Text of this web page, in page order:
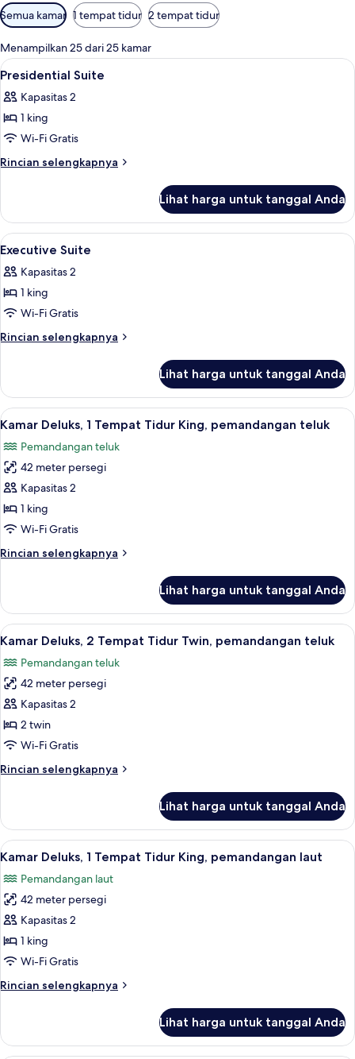
Filter
tersedia
untuk
kamar
Semua kamar 1 tempat tidur 2 tempat tidur
Menampilkan 25 dari 25 kamar
Lihat
semua
foto
untuk
Presidential
Suite
Selimut bulu angsa, bantalan ekstra
3
Presidential Suite
Kapasitas 2
1 king
Wi-Fi Gratis
Rincian selengkapnya
Rincian
Presidential
Suite
Lihat harga untuk tanggal Anda
Lihat
semua
foto
untuk
Executive
Suite
3
Executive Suite
Kapasitas 2
1 king
Wi-Fi Gratis
Rincian selengkapnya
Rincian
Executive
Suite
Lihat harga untuk tanggal Anda
Lihat
semua
foto
untuk
Kamar
Deluks,
1
Tidur
teluk
Kamar Deluks, 1 Tempat Tidur
7
Kamar Deluks, 1 Tempat Tidur King, pemandangan teluk
Pemandangan teluk
42 meter persegi
Kapasitas 2
1 king
Wi-Fi Gratis
Rincian selengkapnya
Rincian
Kamar
Deluks,
1
Tidur
King,
teluk
Lihat harga untuk tanggal Anda
Lihat
semua
foto
untuk
Kamar
Deluks,
2
Tidur
teluk
Selimut bulu angsa, bantalan ekstra
7
Kamar Deluks, 2 Tempat Tidur Twin, pemandangan teluk
Pemandangan teluk
42 meter persegi
Kapasitas 2
2 twin
Wi-Fi Gratis
Rincian selengkapnya
Rincian
Kamar
Deluks,
2
Tidur
Twin,
teluk
Lihat harga untuk tanggal Anda
Lihat
semua
foto
untuk
Kamar
Deluks,
1
Tidur
laut
Selimut bulu angsa, bantalan ekstra
5
Kamar Deluks, 1 Tempat Tidur King, pemandangan laut
Pemandangan laut
42 meter persegi
Kapasitas 2
1 king
Wi-Fi Gratis
Rincian selengkapnya
Rincian
Kamar
Deluks,
Lihat harga untuk tanggal Anda